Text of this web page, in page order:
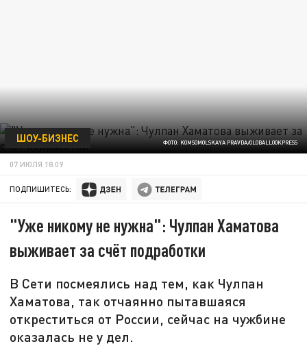
ФОТО: KOMSOMOLSKAYA PRAVDA/GLOBALLOOKPRESS
ШОУ-БИЗНЕС
07 ИЮЛЯ 18:09
ПОДПИШИТЕСЬ:
"Уже никому не нужна": Чулпан Хаматова
выживает за счёт подработки
В Сети посмеялись над тем, как Чулпан
Хаматова, так отчаянно пытавшаяся
откреститься от России, сейчас на чужбине
оказалась не у дел.